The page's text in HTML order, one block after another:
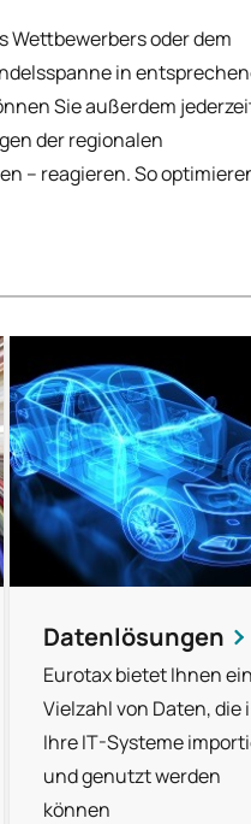
oder dem
in
Sie außerdem
der regionalen
– reagieren. So
Datenlösungen
Eurotax bietet Ihnen
Vielzahl von Daten, die
Ihre IT-Systeme
und genutzt werden
können